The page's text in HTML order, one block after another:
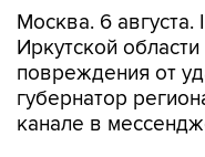
Москва. 6
Иркутской
повреждения от
губернатор
канале в